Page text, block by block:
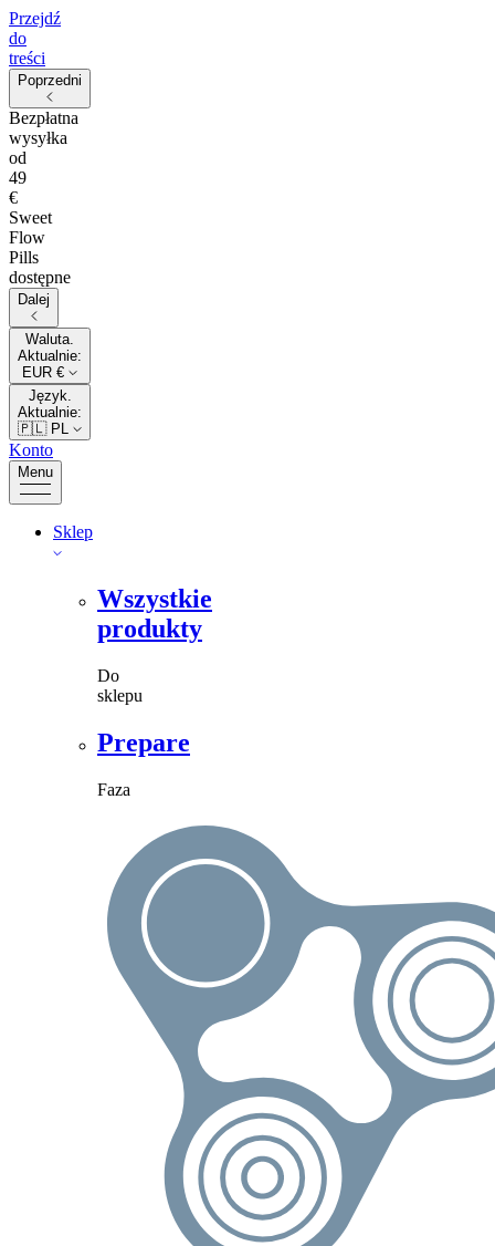
Przejdź
do
treści
Poprzedni
Bezpłatna
wysyłka
od
49
€
Sweet
Flow
Pills
dostępne
Dalej
Waluta.
Aktualnie:
EUR €
Język.
Aktualnie:
🇵🇱 PL
Konto
Menu
Sklep
Wszystkie
produkty
Do
sklepu
Prepare
Faza